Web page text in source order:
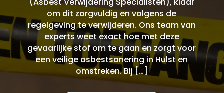
om dit zorgvuldig en volgens de
regelgeving te verwijderen. Ons team van
experts weet exact hoe met deze
gevaarlijke stof om te gaan en zorgt voor
een veilige asbestsanering in Hulst en
omstreken. Bij […]